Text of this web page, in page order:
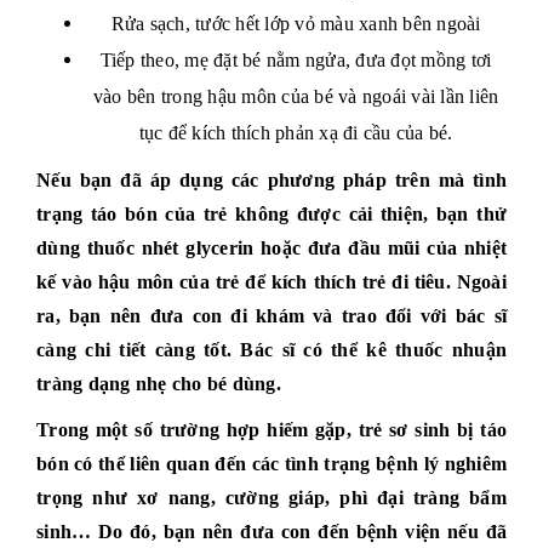
Rửa sạch, tước hết lớp vỏ màu xanh bên ngoài
Tiếp theo, mẹ đặt bé nằm ngửa, đưa đọt mồng tơi
vào bên trong hậu môn của bé và ngoái vài lần liên
tục để kích thích phản xạ đi cầu của bé.
Nếu bạn đã áp dụng các phương pháp trên mà tình
trạng táo bón của trẻ không được cải thiện, bạn thử
dùng thuốc nhét glycerin hoặc đưa đầu mũi của nhiệt
kế vào hậu môn của trẻ để kích thích trẻ đi tiêu. Ngoài
ra, bạn nên đưa con đi khám và trao đổi với ​​bác sĩ
càng chi tiết càng tốt. Bác sĩ có thể kê thuốc nhuận
tràng dạng nhẹ cho bé dùng.
Trong một số trường hợp hiếm gặp, trẻ sơ sinh bị táo
bón có thể liên quan đến các tình trạng bệnh lý nghiêm
trọng như xơ nang, cường giáp, phì đại tràng bẩm
sinh… Do đó, bạn nên đưa con đến bệnh viện nếu đã